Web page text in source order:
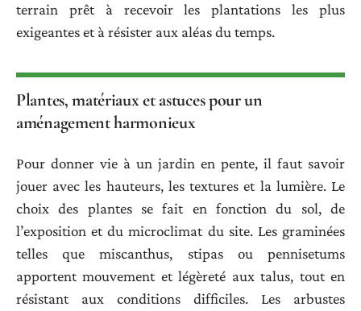
terrain prêt à recevoir les plantations les plus
exigeantes et à résister aux aléas du temps.
Plantes, matériaux et astuces pour un
aménagement harmonieux
Pour donner vie à un jardin en pente, il faut savoir
jouer avec les hauteurs, les textures et la lumière. Le
choix des plantes se fait en fonction du sol, de
l’exposition et du microclimat du site. Les graminées
telles que miscanthus, stipas ou pennisetums
apportent mouvement et légèreté aux talus, tout en
résistant aux conditions difficiles. Les arbustes